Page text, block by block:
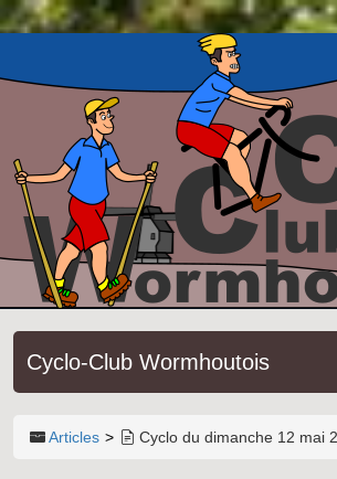
Cyclo-Club Wormhoutois
Articles Cyclo du dimanche 12 mai